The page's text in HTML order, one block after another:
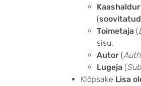
Kaashaldur
(
Toimetaja (
sisu.
Autor (
Lugeja (
Klõpsake Lisa